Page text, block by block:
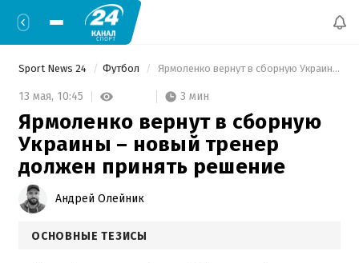
Sport News 24 Футбол Ярмоленко вернут в сборную Украины – новый тренер должен принять решение
13 мая, 10:45 3 мин
Ярмоленко вернут в сборную
Украины – новый тренер
должен принять решение
Андрей Олейник
ОСНОВНЫЕ ТЕЗИСЫ